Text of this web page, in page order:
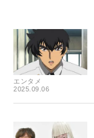
エンタメ
2025.09.06